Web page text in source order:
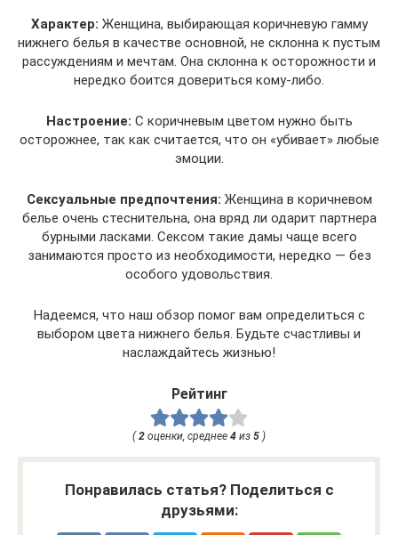
Характер: Женщина, выбирающая коричневую гамму
нижнего белья в качестве основной, не склонна к пустым
рассуждениям и мечтам. Она склонна к осторожности и
нередко боится довериться кому-либо.
Настроение: С коричневым цветом нужно быть
осторожнее, так как считается, что он «убивает» любые
эмоции.
Сексуальные предпочтения: Женщина в коричневом
белье очень стеснительна, она вряд ли одарит партнера
бурными ласками. Сексом такие дамы чаще всего
занимаются просто из необходимости, нередко — без
особого удовольствия.
Надеемся, что наш обзор помог вам определиться с
выбором цвета нижнего белья. Будьте счастливы и
наслаждайтесь жизнью!
Рейтинг
( 2 оценки, среднее 4 из 5 )
Понравилась статья? Поделиться с
друзьями: